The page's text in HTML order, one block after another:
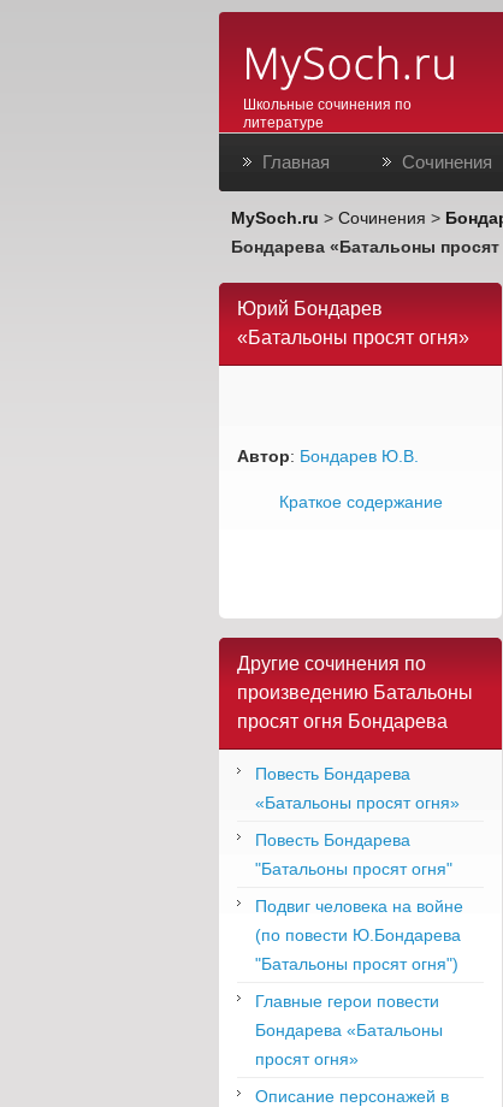
Школьные сочинения по
литературе
Главная Сочинения
MySoch.ru > Сочинения >
Бондарева «Батальоны просят
Юрий Бондарев
«Батальоны просят огня»
Автор: Бондарев Ю.В.
Краткое содержание
Другие сочинения по
произведению Батальоны
просят огня Бондарева
Повесть Бондарева
«Батальоны просят огня»
Повесть Бондарева
"Батальоны просят огня"
Подвиг человека на войне
(по повести Ю.Бондарева
"Батальоны просят огня")
Главные герои повести
Бондарева «Батальоны
просят огня»
Описание персонажей в